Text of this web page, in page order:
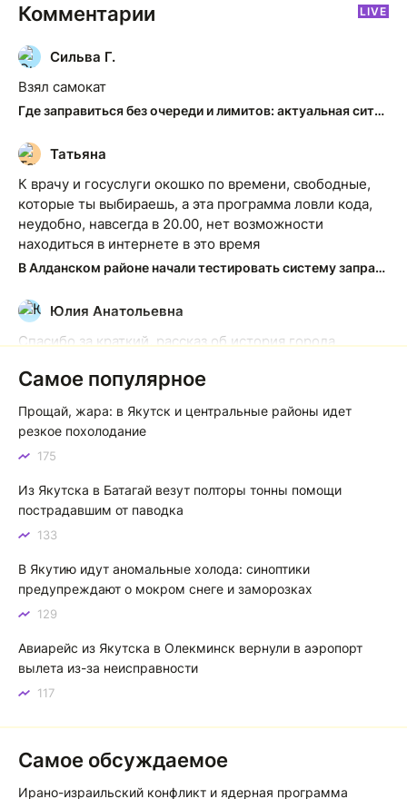
Комментарии LIVE
С
Сильва Г.
Взял самокат
Где заправиться без очереди и лимитов: актуальная ситуация на АЗС Якутска
Т
Татьяна
К врачу и госуслуги окошко по времени, свободные,
которые ты выбираешь, а эта программа ловли кода,
неудобно, навсегда в 20.00, нет возможности
находиться в интернете в это время
В Алданском районе начали тестировать систему заправки по QR-кодам
Ю
Юлия Анатольевна
Спасибо за краткий, рассказ об история города
Якутск сквозь века: от острога до столицы республики
К
Котя злой
Зной в Сибири, тем более в Якутске. Никакой это не
тем более говорить не приходиться. Не зря даже в
песнях поют…
Самое популярное
Прощай, жара: в Якутск и центральные районы идет
резкое похолодание
175
Из Якутска в Батагай везут полторы тонны помощи
пострадавшим от паводка
133
В Якутию идут аномальные холода: синоптики
предупреждают о мокром снеге и заморозках
129
Авиарейс из Якутска в Олекминск вернули в аэропорт
вылета из-за неисправности
117
Самое обсуждаемое
Ирано-израильский конфликт и ядерная программа